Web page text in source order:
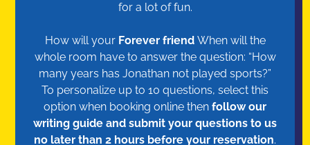
for a lot of fun.
How will your Forever friend When will the
whole room have to answer the question: “How
many years has Jonathan not played sports?”
To personalize up to 10 questions, select this
option when booking online then follow our
writing guide and submit your questions to us
no later than 2 hours before your reservation.